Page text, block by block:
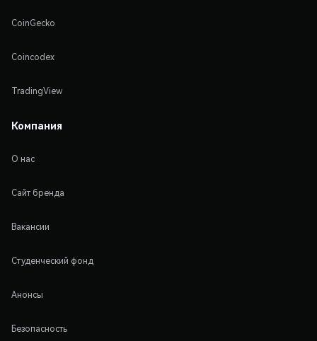
CoinGecko
Coincodex
TradingView
Компания
О нас
Сайт бренда
Вакансии
Студенческий фонд
Анонсы
Безопасность